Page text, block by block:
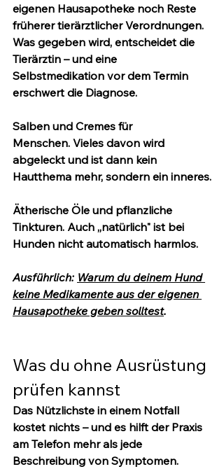
eigenen Hausapotheke noch Reste
früherer tierärztlicher Verordnungen.
Was gegeben wird, entscheidet die
Tierärztin – und eine
Selbstmedikation vor dem Termin
erschwert die Diagnose.
Salben und Cremes für
Menschen. Vieles davon wird
abgeleckt und ist dann kein
Hautthema mehr, sondern ein inneres.
Ätherische Öle und pflanzliche
Tinkturen. Auch „natürlich" ist bei
Hunden nicht automatisch harmlos.
Ausführlich: Warum du deinem Hund
keine Medikamente aus der eigenen
Hausapotheke geben solltest.
Was du ohne Ausrüstung
prüfen kannst
Das Nützlichste in einem Notfall
kostet nichts – und es hilft der Praxis
am Telefon mehr als jede
Beschreibung von Symptomen.